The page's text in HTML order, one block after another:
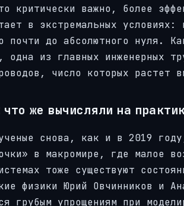
критически важно, более
в экстремальных условиях:
почти до абсолютного нуля.
одна из главных инженерных
число которых растет
же вычисляли на
снова, как и в 2019
в макромире, где малое
тоже существуют
физики Юрий Овчинников и
грубым упрощениям при